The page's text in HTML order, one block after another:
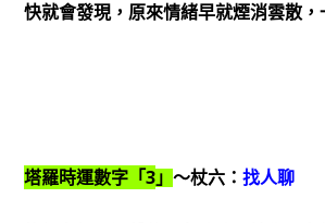
快就會發現，原來情緒早就煙消雲散，
塔羅時運數字「3」 ～杖六： 找人聊